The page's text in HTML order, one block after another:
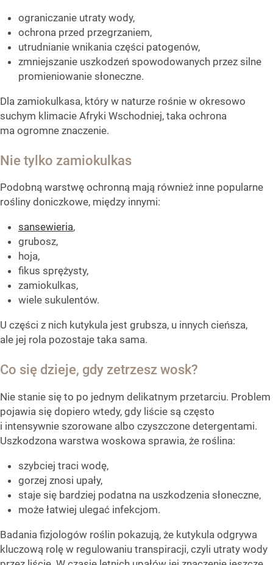
ograniczanie utraty wody,
ochrona przed przegrzaniem,
utrudnianie wnikania części patogenów,
zmniejszanie uszkodzeń spowodowanych przez silne
promieniowanie słoneczne.
Dla zamiokulkasa, który w naturze rośnie w okresowo
suchym klimacie Afryki Wschodniej, taka ochrona
ma ogromne znaczenie.
Nie tylko zamiokulkas
Podobną warstwę ochronną mają również inne popularne
rośliny doniczkowe, między innymi:
sansewieria,
grubosz,
hoja,
fikus sprężysty,
zamiokulkas,
wiele sukulentów.
U części z nich kutykula jest grubsza, u innych cieńsza,
ale jej rola pozostaje taka sama.
Co się dzieje, gdy zetrzesz wosk?
Nie stanie się to po jednym delikatnym przetarciu. Problem
pojawia się dopiero wtedy, gdy liście są często
i intensywnie szorowane albo czyszczone detergentami.
Uszkodzona warstwa woskowa sprawia, że roślina:
szybciej traci wodę,
gorzej znosi upały,
staje się bardziej podatna na uszkodzenia słoneczne,
może łatwiej ulegać infekcjom.
Badania fizjologów roślin pokazują, że kutykula odgrywa
kluczową rolę w regulowaniu transpiracji, czyli utraty wody